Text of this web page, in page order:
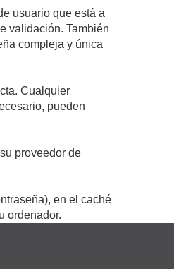
usuario que está a
validación. También
compleja y única
Cualquier
pueden
proveedor de
en el caché
ordenador.